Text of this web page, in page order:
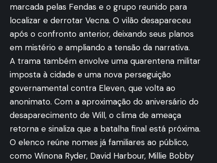
marcada pelas Fendas e o grupo reunido para
localizar e derrotar Vecna. O vilão desapareceu
após o confronto anterior, deixando seus planos
em mistério e ampliando a tensão da narrativa.
A trama também envolve uma quarentena militar
imposta à cidade e uma nova perseguição
governamental contra Eleven, que volta ao
anonimato. Com a aproximação do aniversário do
desaparecimento de Will, o clima de ameaça
retorna e sinaliza que a batalha final está próxima.
O elenco reúne nomes já familiares ao público,
como Winona Ryder, David Harbour, Millie Bobby